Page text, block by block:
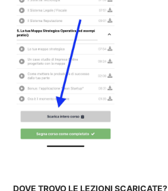
DOVE TROVO LE LEZIONI SCARICATE?